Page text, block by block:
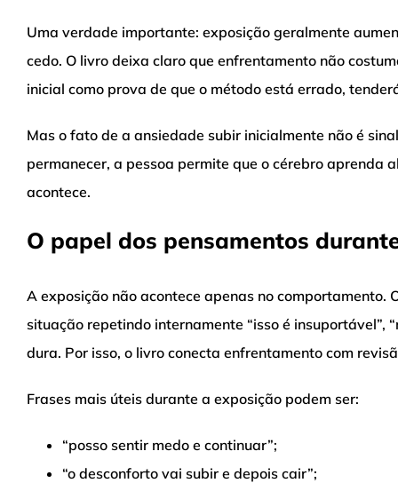
Uma verdade importante: exposição geralmente
cedo. O livro deixa claro que enfrentamento não
inicial como prova de que o método está errado,
Mas o fato de a ansiedade subir inicialmente não é
permanecer, a pessoa permite que o cérebro aprenda
acontece.
O papel dos pensamentos
A exposição não acontece apenas no comportamento.
situação repetindo internamente “isso é insuportável”,
dura. Por isso, o livro conecta enfrentamento com
Frases mais úteis durante a exposição podem ser:
“posso sentir medo e continuar”;
“o desconforto vai subir e depois cair”;